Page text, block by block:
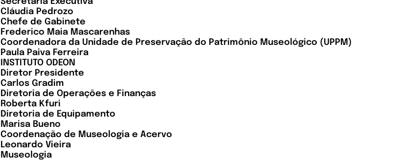
Cláudia Pedrozo
Chefe de Gabinete
Frederico Maia Mascarenhas
Coordenadora da Unidade de Preservação do Patrimônio Museológico (UPPM)
Paula Paiva Ferreira
INSTITUTO ODEON
Diretor Presidente
Carlos Gradim
Diretoria de Operações e Finanças
Roberta Kfuri
Diretoria de Equipamento
Marisa Bueno
Coordenação de Museologia e Acervo
Leonardo Vieira
Museologia